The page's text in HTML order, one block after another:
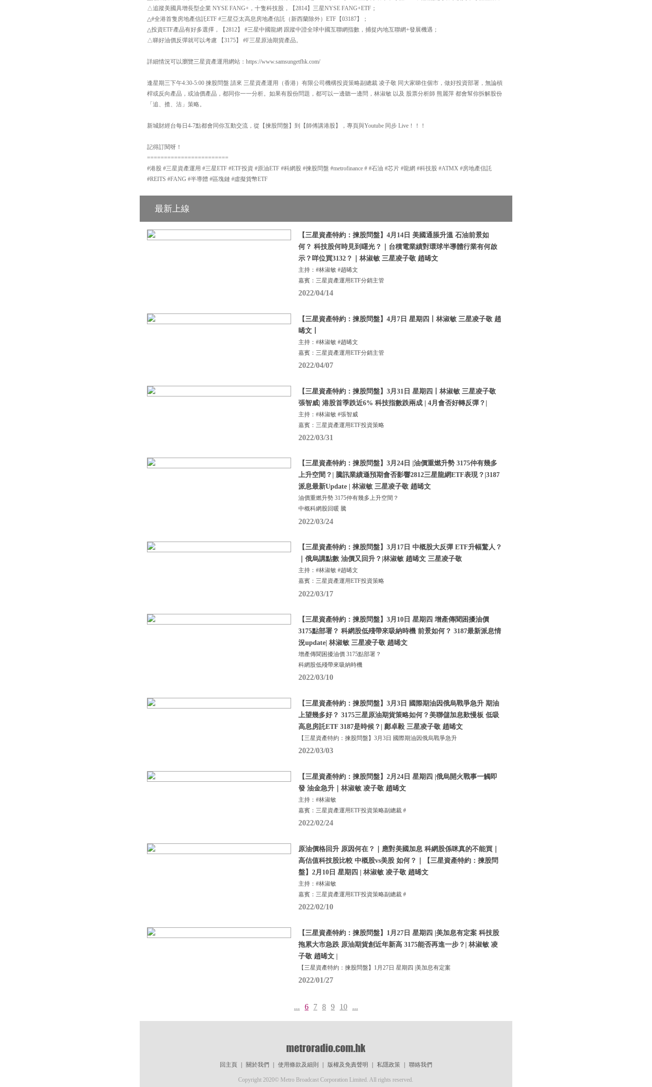
△追蹤美國具增長型企業 NYSE FANG+，十隻科技股，【2814】三星NYSE FANG+ETF；
△#全港首隻房地產信託ETF #三星亞太高息房地產信託（新西蘭除外）ETF【03187】；
△投資ETF產品有好多選擇，【2812】 #三星中國龍網 跟蹤中證全球中國互聯網指數，捕捉內地互聯網+發展機遇；
△睇好油價反彈就可以考慮 【3175】 #F三星原油期貨產品。
詳細情況可以瀏覽三星資產運用網站：https://www.samsungetfhk.com/
逢星期三下午4:30-5:00 揀股問盤 請來 三星資產運用（香港）有限公司機構投資策略副總裁 凌子敬 同大家睇住個市，做好投資部署，無論槓
桿或反向產品，或油價產品，都同你一一分析。如果有股份問題，都可以一邊聽一邊問，林淑敏 以及 股票分析師 熊麗萍 都會幫你拆解股份
「追、揸、沽」策略。
新城財經台每日4-7點都會同你互動交流，從【揀股問盤】到【師傅講港股】，專頁與Youtube 同步 Live！！！
記得訂閱呀！
========================
#港股 #三星資產運用 #三星ETF #ETF投資 #原油ETF #科網股 #揀股問盤 #metrofinance # #石油 #芯片 #龍網 #科技股 #ATMX #房地產信託
#REITS #FANG #半導體 #區塊鏈 #虛擬貨幣ETF
最新上線
【三星資產特約：揀股問盤】4月14日 美國通脹升溫 石油前景如
何？ 科技股何時見到曙光？｜台積電業績對環球半導體行業有何啟
示？咩位買3132？｜林淑敏 三星凌子敬 趙晞文
主持：#林淑敏 #趙晞文
嘉賓：三星資產運用ETF分銷主管
2022/04/14
【三星資產特約：揀股問盤】4月7日 星期四丨林淑敏 三星凌子敬 趙
晞文丨
主持：#林淑敏 #趙晞文
嘉賓：三星資產運用ETF分銷主管
2022/04/07
【三星資產特約：揀股問盤】3月31日 星期四丨林淑敏 三星凌子敬
張智威| 港股首季跌近6% 科技指數跌兩成 | 4月會否好轉反彈？|
主持：#林淑敏 #張智威
嘉賓：三星資產運用ETF投資策略
2022/03/31
【三星資產特約：揀股問盤】3月24日 |油價重燃升勢 3175仲有幾多
上升空間？| 騰訊業績遜預期會否影響2812三星龍網ETF表現？|3187
派息最新Update | 林淑敏 三星凌子敬 趙晞文
油價重燃升勢 3175仲有幾多上升空間？
中概科網股回暖 騰
2022/03/24
【三星資產特約：揀股問盤】3月17日 中概股大反彈 ETF升幅驚人？
｜俄烏講點數 油價又回升？|林淑敏 趙晞文 三星凌子敬
主持：#林淑敏 #趙晞文
嘉賓：三星資產運用ETF投資策略
2022/03/17
【三星資產特約：揀股問盤】3月10日 星期四 增產傳聞困擾油價
3175點部署？ 科網股低殘帶來吸納時機 前景如何？ 3187最新派息情
況update| 林淑敏 三星凌子敬 趙晞文
增產傳聞困擾油價 3175點部署？
科網股低殘帶來吸納時機
2022/03/10
【三星資產特約：揀股問盤】3月3日 國際期油因俄烏戰爭急升 期油
上望幾多好？ 3175三星原油期貨策略如何？美聯儲加息歎慢板 低吸
高息房託ETF 3187是時候？| 鄺卓毅 三星凌子敬 趙晞文
【三星資產特約：揀股問盤】3月3日 國際期油因俄烏戰爭急升
2022/03/03
【三星資產特約：揀股問盤】2月24日 星期四 |俄烏開火戰事一觸即
發 油金急升｜林淑敏 凌子敬 趙晞文
主持：#林淑敏
嘉賓：三星資產運用ETF投資策略副總裁 #
2022/02/24
原油價格回升 原因何在？｜應對美國加息 科網股係咪真的不能買｜
高估值科技股比較 中概股vs美股 如何？｜【三星資產特約：揀股問
盤】2月10日 星期四 | 林淑敏 凌子敬 趙晞文
主持：#林淑敏
嘉賓：三星資產運用ETF投資策略副總裁 #
2022/02/10
【三星資產特約：揀股問盤】1月27日 星期四 |美加息有定案 科技股
拖累大市急跌 原油期貨創近年新高 3175能否再進一步？| 林淑敏 凌
子敬 趙晞文 |
【三星資產特約：揀股問盤】1月27日 星期四 |美加息有定案
2022/01/27
... 6 7 8 9 10 ...
回主頁｜ 關於我們 使用條款及細則 版權及免責聲明 私隱政策｜ 聯絡我們
Copyright 2020© Metro Broadcast Corporation Limited. All rights reserved.